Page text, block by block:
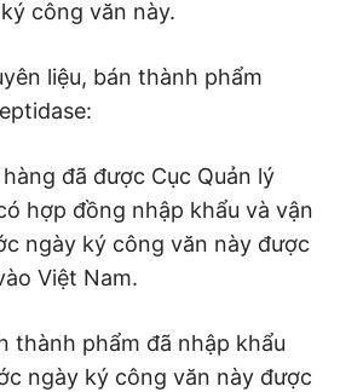
công văn này.
liệu, bán thành phẩm
đã được Cục Quản lý
hợp đồng nhập khẩu và vận
ngày ký công văn này được
Việt Nam.
thành phẩm đã nhập khẩu
ngày ký công văn này được